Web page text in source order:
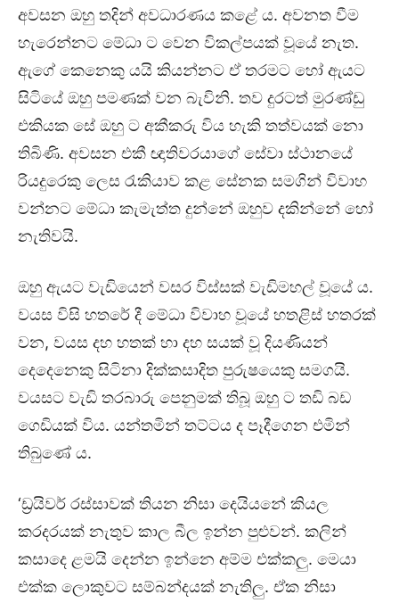
අවසන ඔහු තදින් අවධාරණය කළේ ය. අවනත වීම
හැරෙන්නට මේධා ට වෙන විකල්පයක් වූයේ නැත.
ඇගේ කෙනෙකු යයි කියන්නට ඒ තරමට හෝ ඇයට
සිටියේ ඔහු පමණක් වන බැවිනි. තව දුරටත් මුරණ්ඩු
එකියක සේ ඔහු ට අකීකරු විය හැකි තත්වයක් නො
තිබිණි. අවසන එකී ඥාතිවරයාගේ සේවා ස්ථානයේ
රියදුරෙකු ලෙස රැකියාව කළ සේනක සමගින් විවාහ
වන්නට මේධා කැමැත්ත දුන්නේ ඔහුව දකින්නේ හෝ
නැතිවයි.
ඔහු ඇයට වැඩියෙන් වසර විස්සක් වැඩිමහල් වූයේ ය.
වයස විසි හතරේ දී මේධා විවාහ වූයේ හතළිස් හතරක්
වන, වයස දහ හතක් හා දහ සයක් වූ දියණියන්
දෙදෙනෙකු සිටිනා දික්කසාදිත පුරුෂයෙකු සමගයි.
වයසට වැඩි තරබාරු පෙනුමක් තිබූ ඔහු ට තඩි බඩ
ගෙඩියක් විය. යන්තමින් තට්ටය ද පෑදීගෙන එමින්
තිබුණේ ය.
‘ඩ්‍රයිවර් රස්සාවක් තියන නිසා දෙයියනේ කියල
කරදරයක් නැතුව කාල බීල ඉන්න පුළුවන්. කලින්
කසාදෙ ළමයි දෙන්න ඉන්නෙ අම්ම එක්කලු. මෙයා
එක්ක ලොකුවට සම්බන්දයක් නැතිලු. ඒක නිසා